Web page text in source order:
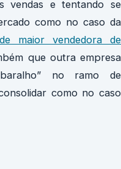
vendas e tentando se
como no caso da
maior vendedora de
que outra empresa
no ramo de
como no caso